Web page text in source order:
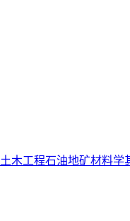
土木工程石油地矿材料学